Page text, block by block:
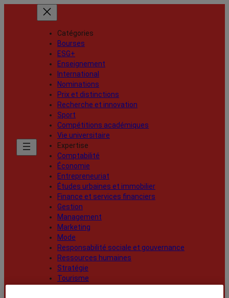
Catégories
Bourses
ESG+
Enseignement
International
Nominations
Prix et distinctions
Recherche et innovation
Sport
Compétitions académiques
Vie universitaire
Expertise
Comptabilité
Économie
Entrepreneuriat
Études urbaines et immobilier
Finance et services financiers
Gestion
Management
Marketing
Mode
Responsabilité sociale et gouvernance
Ressources humaines
Stratégie
Tourisme